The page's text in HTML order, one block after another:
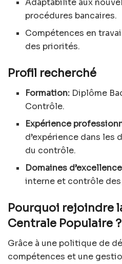
Adaptabilité aux
procédures bancaires.
Compétences en
des priorités.
Profil recherché
Formation: Diplôme
Contrôle.
Expérience
d’expérience dans les
du contrôle.
Domaines
interne et contrôle
Pourquoi rejoindre
Centrale Populaire ?
Grâce à une politique de
compétences et une